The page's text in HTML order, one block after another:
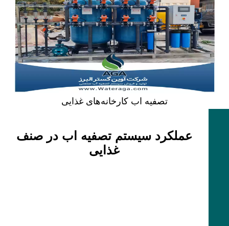
تصفیه اب کارخانه‌های غذایی
عملکرد سیستم تصفیه اب در صنف
غذایی